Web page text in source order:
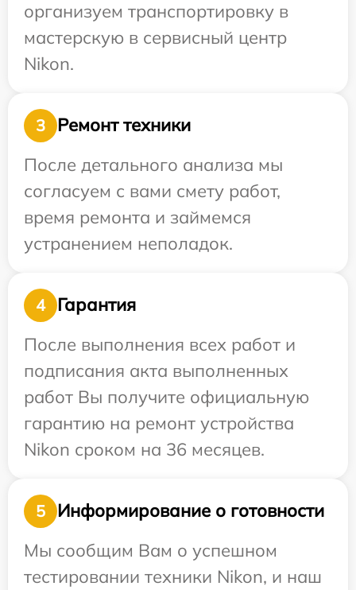
организуем транспортировку в
мастерскую в сервисный центр
Nikon.
3
Ремонт техники
После детального анализа мы
согласуем с вами смету работ,
время ремонта и займемся
устранением неполадок.
4
Гарантия
После выполнения всех работ и
подписания акта выполненных
работ Вы получите официальную
гарантию на ремонт устройства
Nikon сроком на 36 месяцев.
5
Информирование о готовности
Мы сообщим Вам о успешном
тестировании техники Nikon, и наш